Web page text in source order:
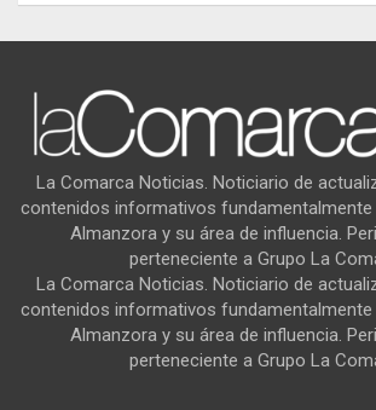
La Comarca Noticias. Noticiario de
contenidos informativos fundamentalmente
Almanzora y su área de influencia.
perteneciente a Grupo La
La Comarca Noticias. Noticiario de
contenidos informativos fundamentalmente
Almanzora y su área de influencia.
perteneciente a Grupo La